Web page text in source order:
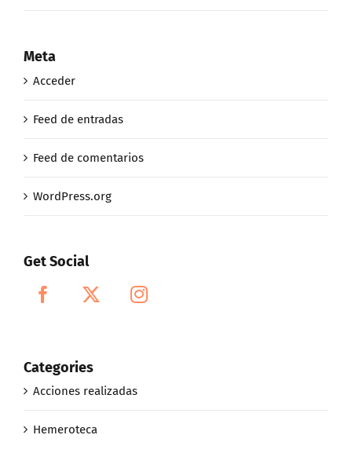
Meta
Acceder
Feed de entradas
Feed de comentarios
WordPress.org
Get Social
Categories
Acciones realizadas
Hemeroteca